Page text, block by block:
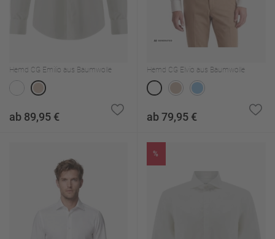
Hemd CG Emilio aus Baumwolle
ab 89,95 €
Hemd CG Elvio aus Baumwolle
ab 79,95 €
%